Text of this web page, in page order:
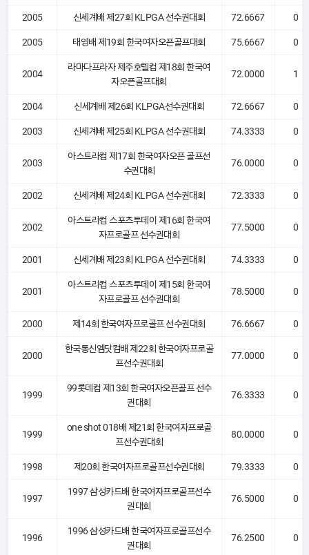
2005 신세계배 제27회 KLPGA 선수권대회 72.6667 0
2005 태영배 제19회 한국여자오픈골프대회 75.6667 0
2004
라마다프라자 제주호텔컵 제18회 한국여
자오픈골프대회
72.0000 1
2004 신세계배 제26회 KLPGA선수권대회 72.6667 0
2003 신세계배 제25회 KLPGA 선수권대회 74.3333 0
2003
아스트라컵 제17회 한국여자오픈 골프선
수권대회
76.0000 0
2002 신세계배 제24회 KLPGA 선수권대회 72.3333 0
2002
아스트라컵 스포츠투데이 제16회 한국여
자프로골프 선수권대회
77.5000 0
2001 신세계배 제23회 KLPGA 선수권대회 74.3333 0
2001
아스트라컵 스포츠투데이 제15회 한국여
자프로골프 선수권대회
78.5000 0
2000 제14회 한국여자프로골프 선수권대회 76.6667 0
2000
한국통신엠닷컴배 제22회 한국여자프로골
프선수권대회
77.0000 0
1999
99롯데컵 제13회 한국여자오픈골프 선수
권대회
76.3333 0
1999
one shot 018배 제21회 한국여자프로골
프선수권대회
80.0000 0
1998 제20회 한국여자프로골프선수권대회 79.3333 0
1997
1997 삼성카드배 한국여자프로골프선수
권대회
76.5000 0
1996
1996 삼성카드배 한국여자프로골프선수
권대회
76.2500 0